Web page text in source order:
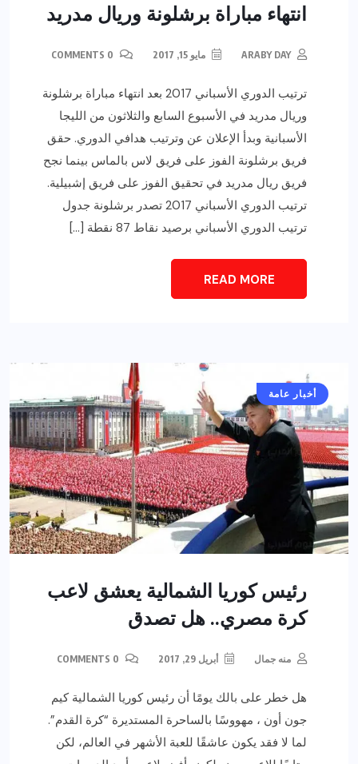
انتهاء مباراة برشلونة وريال مدريد
ARABY DAY مايو 15, 2017
ترتيب الدوري الأسباني 2017 بعد انتهاء مباراة برشلونة
وريال مدريد في الأسبوع السابع والثلاثون من الليجا
الأسبانية وبدأ الإعلان عن وترتيب هدافي الدوري. حقق
فريق برشلونة الفوز على فريق لاس بالماس بينما نجح
فريق ريال مدريد في تحقيق الفوز على فريق إشبيلية.
ترتيب الدوري الأسباني 2017 تصدر برشلونة جدول
ترتيب الدوري الأسباني برصيد نقاط 87 نقطة […]
READ MORE
أخبار عامة
رئيس كوريا الشمالية يعشق لاعب
كرة مصري.. هل تصدق
منه جمال أبريل 29, 2017
هل خطر على بالك يومًا أن رئيس كوريا الشمالية كيم
جون أون ، مهووسًا بالساحرة المستديرة “كرة القدم”.
لما لا فقد يكون عاشقًا للعبة الأشهر في العالم، لكن